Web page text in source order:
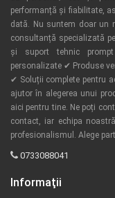
performanță și fiabilitate,
dată. Nu suntem doar un
consultanță specializată
și suport tehnic
personalizate ✔ Produse
✔ Soluții complete pentru
ajutor în alegerea unui
aici pentru tine. Ne poți
contact, iar echipa
profesionalismul. Alege
0733088041
Informaţii